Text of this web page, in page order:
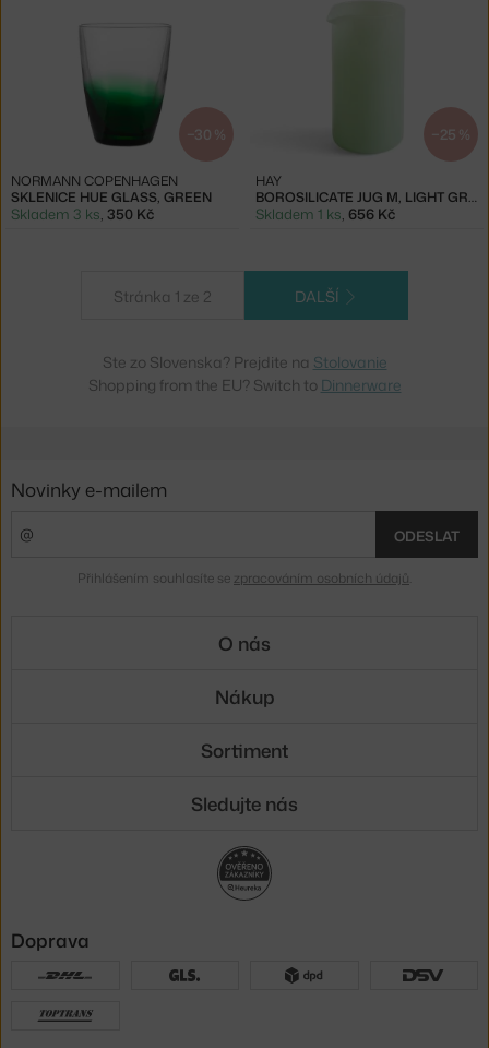
−30 %
SKLENICE HUE GLASS, GREEN
NORMANN COPENHAGEN
Skladem 3 ks, 350 Kč
−25 %
BOROSILICATE JUG M, LIGHT GREEN
HAY
Skladem 1 ks, 656 Kč
Stránka 1 ze 2 DALŠÍ
Ste zo Slovenska? Prejdite na Stolovanie
Shopping from the EU? Switch to Dinnerware
Novinky e-mailem
ODESLAT
Přihlášením souhlasíte se zpracováním osobních údajů
O nás
Nákup
Sortiment
Sledujte nás
Doprava